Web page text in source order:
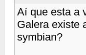
Aí que esta a
Galera existe
symbian?